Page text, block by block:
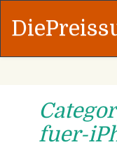
fuer-